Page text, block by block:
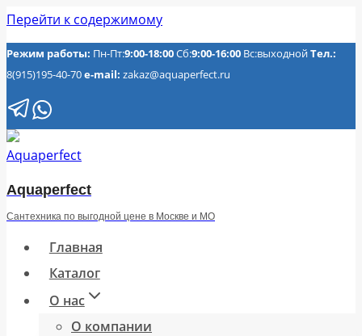
Перейти к содержимому
Режим работы: Пн-Пт:9:00-18:00Сб:9:00-16:00 Вс:выходнойТел.:
8(915)195-40-70e-mail: zakaz@aquaperfect.ru
Aquaperfect
Сантехника по выгодной цене в Москве и МО
Главная
Каталог
О нас
О компании